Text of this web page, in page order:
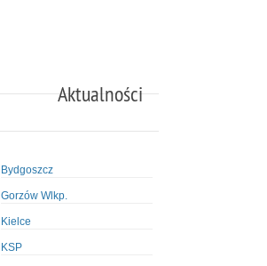
Aktualności
Bydgoszcz
Gorzów Wlkp.
Kielce
KSP